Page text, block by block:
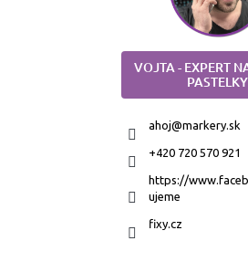
VOJTA - EXPERT
PASTELKY
ahoj@markery.sk
+420 720 570 921
https://
ujeme
fixy.cz